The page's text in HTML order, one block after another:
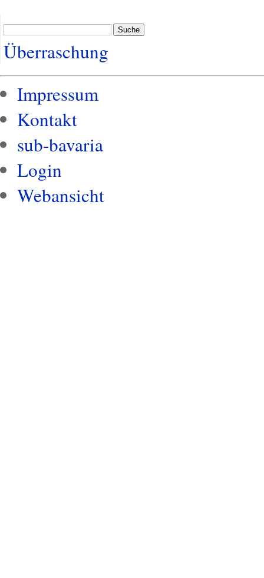
Suche
Überraschung
Impressum
Kontakt
sub-bavaria
Login
Webansicht